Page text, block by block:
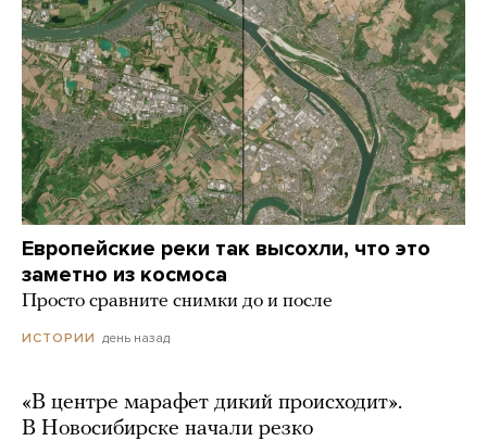
Европейские реки так высохли, что это
заметно из космоса
Просто сравните снимки до и после
ИСТОРИИ день назад
«В центре марафет дикий происходит».
В Новосибирске начали резко